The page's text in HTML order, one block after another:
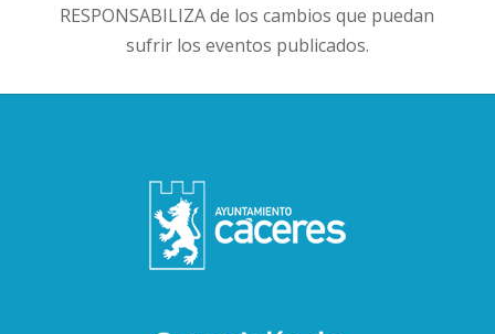
RESPONSABILIZA de los cambios que puedan
sufrir los eventos publicados.